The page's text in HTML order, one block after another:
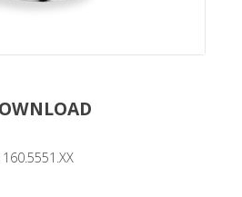
160.5551.XX